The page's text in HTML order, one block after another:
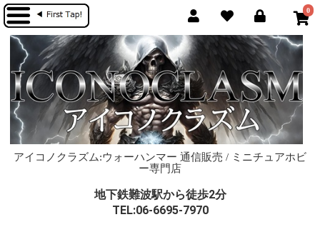
0
アイコノクラズム:ウォーハンマー 通信販売 / ミニチュアホビ
ー専門店
地下鉄難波駅から徒歩2分
TEL:06-6695-7970